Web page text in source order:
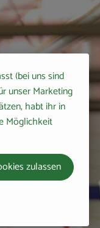
(bei uns sind
unser Marketing
habt ihr in
Möglichkeit
zulassen